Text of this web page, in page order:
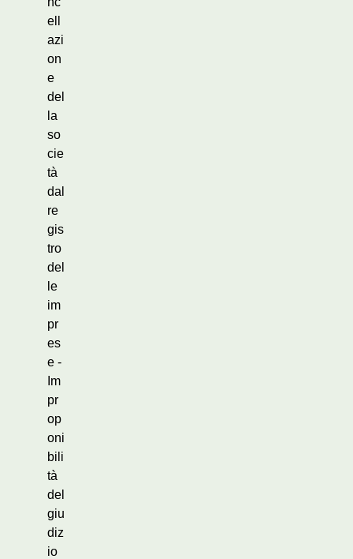
ell
azi
on
e
del
la
so
cie
tà
dal
re
gis
tro
del
le
im
pr
es
e -
Im
pr
op
oni
bili
tà
del
giu
diz
io